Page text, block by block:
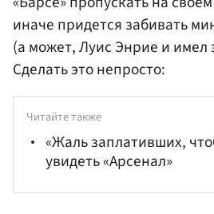
иначе придется забивать
(а может, Луис Энрие и имел
Сделать это непросто:
Читайте также
«Жаль заплативших,
увидеть «Арсенал»